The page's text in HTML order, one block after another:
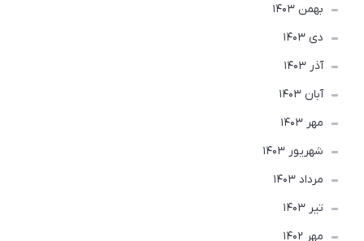
بهمن 1403
دی 1403
آذر 1403
آبان 1403
مهر 1403
شهریور 1403
مرداد 1403
تير 1403
مهر 1402